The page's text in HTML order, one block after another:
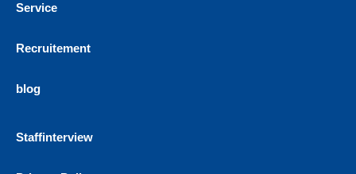
Service
Recruitement
blog
Staffinterview